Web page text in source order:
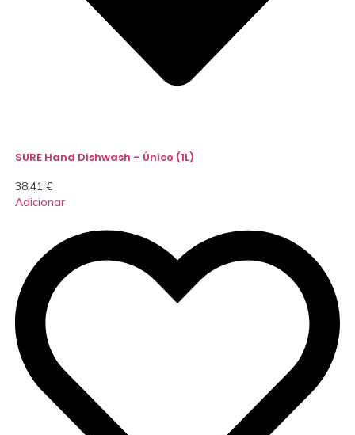
SURE Hand Dishwash – Único (1L)
38,41 €
Adicionar